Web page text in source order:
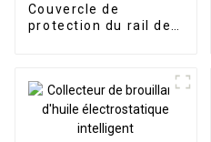
Couvercle de
protection du rail de